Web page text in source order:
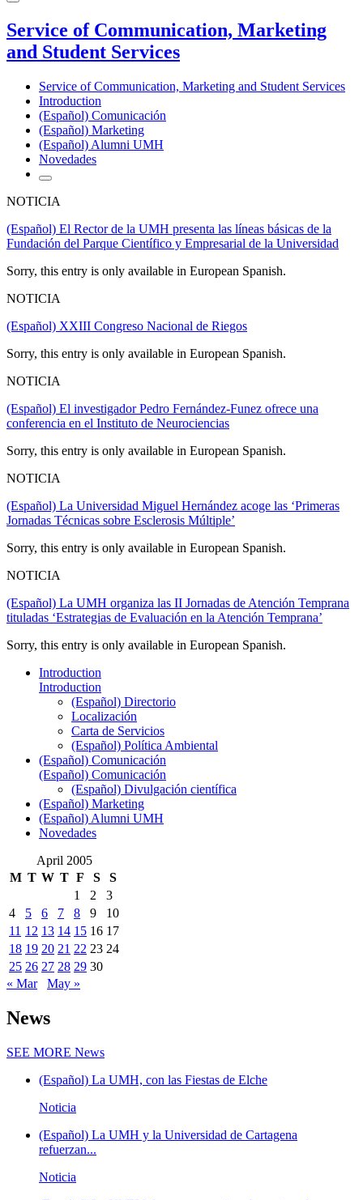
Service of Communication, Marketing
and Student Services
Service of Communication, Marketing and Student Services
Introduction
(Español) Comunicación
(Español) Marketing
(Español) Alumni UMH
Novedades
NOTICIA
(Español) El Rector de la UMH presenta las líneas básicas de la
Fundación del Parque Científico y Empresarial de la Universidad
Sorry, this entry is only available in European Spanish.
NOTICIA
(Español) XXIII Congreso Nacional de Riegos
Sorry, this entry is only available in European Spanish.
NOTICIA
(Español) El investigador Pedro Fernández-Funez ofrece una
conferencia en el Instituto de Neurociencias
Sorry, this entry is only available in European Spanish.
NOTICIA
(Español) La Universidad Miguel Hernández acoge las ‘Primeras
Jornadas Técnicas sobre Esclerosis Múltiple’
Sorry, this entry is only available in European Spanish.
NOTICIA
(Español) La UMH organiza las II Jornadas de Atención Temprana
tituladas ‘Estrategias de Evaluación en la Atención Temprana’
Sorry, this entry is only available in European Spanish.
Introduction
Introduction
(Español) Directorio
Localización
Carta de Servicios
(Español) Política Ambiental
(Español) Comunicación
(Español) Comunicación
(Español) Divulgación científica
(Español) Marketing
(Español) Alumni UMH
Novedades
April 2005
M T W T F S
S
1
2
3
4
5 6 7 8 9
10
11 12 13 14 15 16 17
18 19 20 21 22 23 24
25 26 27 28 29 30
« Mar
May »
News
SEE MORE News
(Español) La UMH, con las Fiestas de Elche
Noticia
(Español) La UMH y la Universidad de Cartagena
refuerzan...
Noticia